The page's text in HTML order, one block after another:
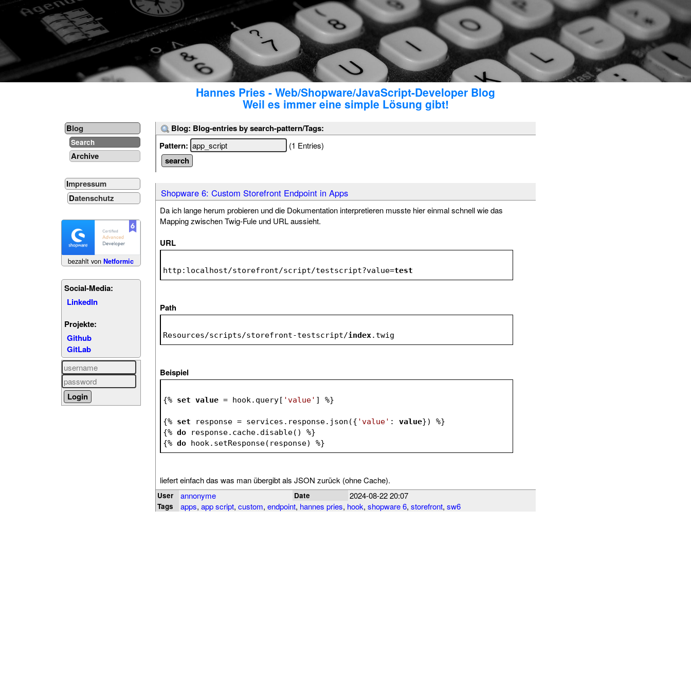
Hannes Pries - Web/Shopware/JavaScript-Developer Blog
Weil es immer eine simple Lösung gibt!
Blog
Search
Archive
Impressum
Datenschutz
bezahlt vonNetformic
Social-Media:
LinkedIn
Projekte:
Github
GitLab
Blog: Blog-entries by search-pattern/Tags:
Pattern:
(1 Entries)
Shopware 6: Custom Storefront Endpoint in Apps
Da ich lange herum probieren und die Dokumentation interpretieren musste hier einmal schnell wie das
Mapping zwischen Twig-Fule und URL aussieht.
URL
http:localhost/storefront/script/testscript?value=test
Path
Resources/scripts/storefront-testscript/index.twig
Beispiel
{% set value = hook.query[ 'value' ] %}
{% set response = services.response.json({ 'value' : value}) %}
{% do response.cache.disable() %}
{% do hook.setResponse(response) %}
liefert einfach das was man übergibt als JSON zurück (ohne Cache).
User annonyme Date 2024-08-22 20:07
Tags apps, app script, custom, endpoint, hannes pries, hook, shopware 6, storefront, sw6